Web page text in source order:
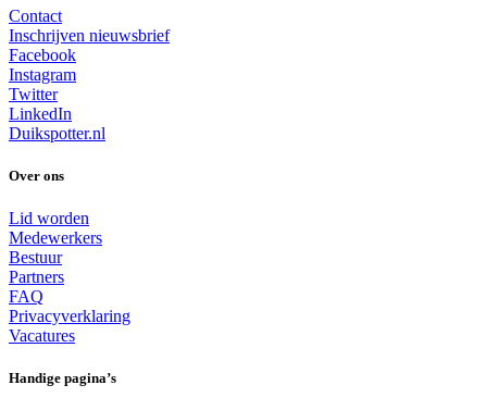
Contact
Inschrijven nieuwsbrief
Facebook
Instagram
Twitter
LinkedIn
Duikspotter.nl
Over ons
Lid worden
Medewerkers
Bestuur
Partners
FAQ
Privacyverklaring
Vacatures
Handige pagina’s